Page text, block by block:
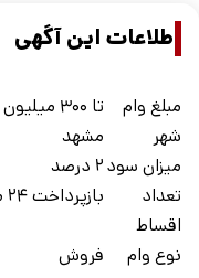
اطلاعات این آگهی
مبلغ وام
تا ۳۰۰ میلیون تومان
شهر
مشهد
ميزان سود۲ درصد
تعداد
اقساط
بازپرداخت ۲۴ ماهه
نوع وام
فروش